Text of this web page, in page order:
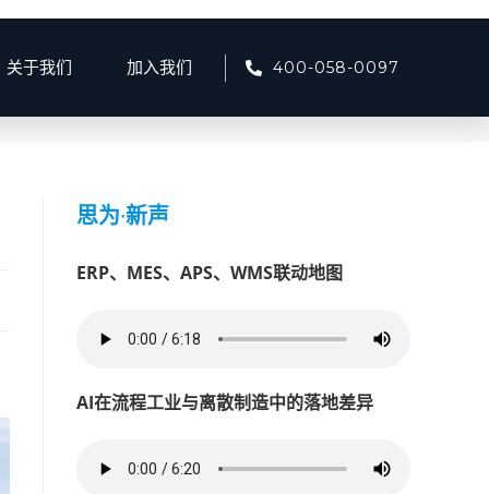
关于我们 加入我们 400-058-0097
产品资讯 > 智慧商砼物流监管系统：引领行业变革的数字化工具
思为·新声
ERP、MES、APS、WMS联动地图
AI在流程工业与离散制造中的落地差异